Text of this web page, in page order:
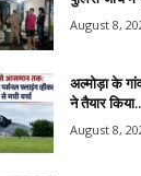
August 8,
अल्मोड़ा के
ने तैयार
August 8,